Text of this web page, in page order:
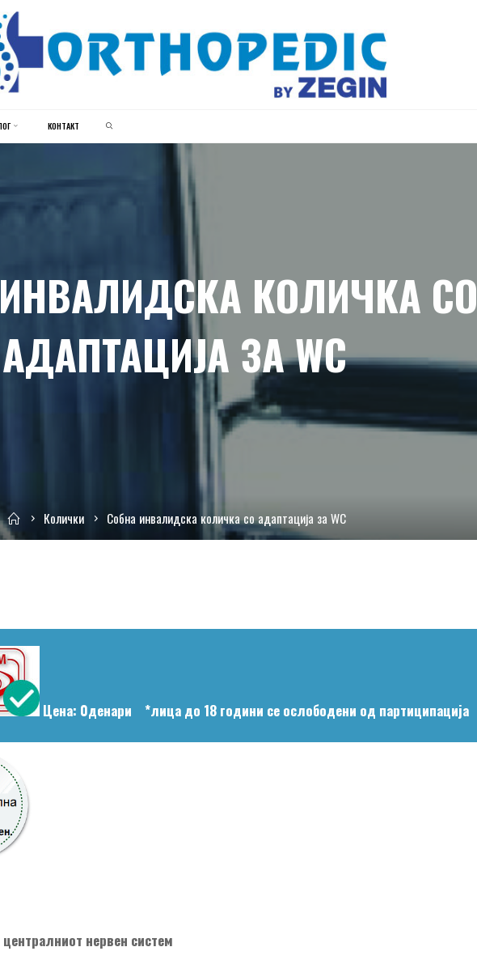
ЗЕГИН
ОРТОПЕДИЈА
КОНТАКТ
КОЛИЧКА СО
АДАПТАЦИЈА ЗА WC
HomeКолички Собна инвалидска количка со адаптација за WC
Цена: 0денари *лица до 18 години се ослободени од партиципација
нервен систем